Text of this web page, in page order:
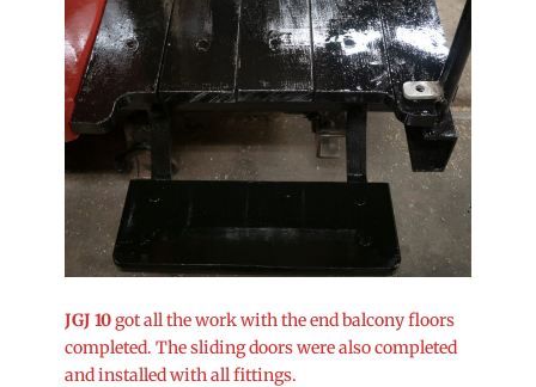
JGJ 10got all the work with the end balcony floors
completed. The sliding doors were also completed
and installed with all fittings.